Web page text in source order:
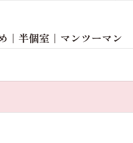
｜半個室｜マンツーマン